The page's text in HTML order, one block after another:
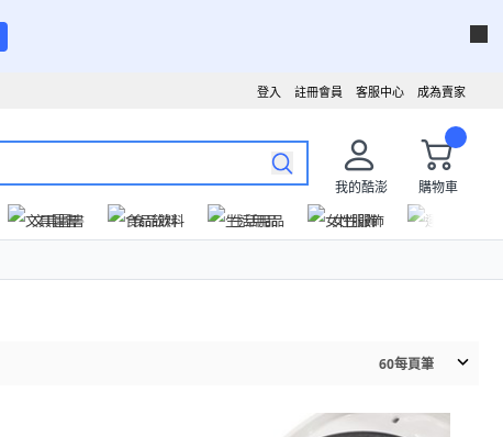
成為賣家
客服中心
註冊會員
登入
我的酷澎
購物車
文具圖書 食品飲料 生活用品 女性服飾
60每頁筆